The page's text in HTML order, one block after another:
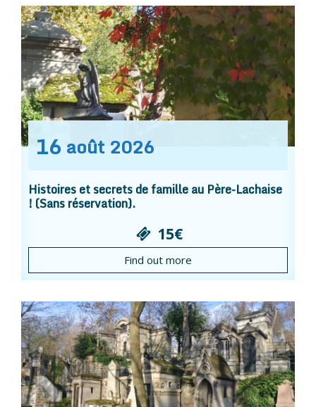
16 août 2026
Histoires et secrets de famille au Père-Lachaise
! (Sans réservation).
15€
Find out more